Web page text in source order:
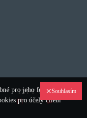
TYPY VÝPLNÍ INTERIÉROVÝCH DVEŘÍ
15 Jan 0
Souhlasím
pro jeho fungování a
pro účely cílení